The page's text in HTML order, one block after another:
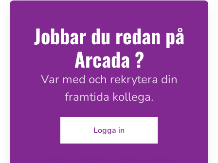
Jobbar du redan på
Arcada ?
Var med och rekrytera din
framtida kollega.
Logga in